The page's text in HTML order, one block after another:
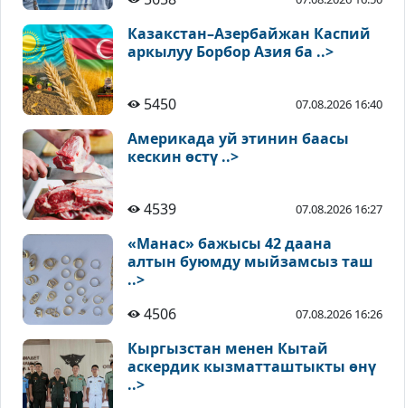
Казакстан–Азербайжан Каспий
аркылуу Борбор Азия ба ..>
5450 07.08.2026 16:40
Америкада уй этинин баасы
кескин өстү ..>
4539 07.08.2026 16:27
«Манас» бажысы 42 даана
алтын буюмду мыйзамсыз таш
..>
4506
07.08.2026 16:26
Кыргызстан менен Кытай
аскердик кызматташтыкты өнү
..>